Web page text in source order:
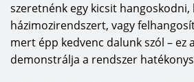
szeretnénk egy kicsit hangoskodni,
házimozirendszert, vagy
mert épp kedvenc dalunk szól – ez
demonstrálja a rendszer